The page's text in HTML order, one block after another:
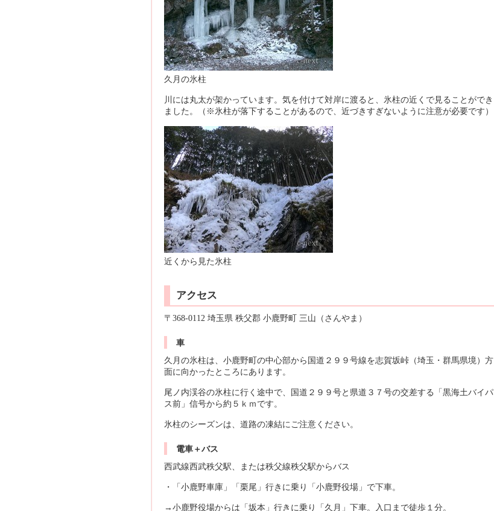
久月の氷柱
川には丸太が架かっています。気を付けて対岸に渡ると、氷柱の近くで見ることができ
ました。（※氷柱が落下することがあるので、近づきすぎないように注意が必要です）
近くから見た氷柱
アクセス
〒368-0112 埼玉県 秩父郡 小鹿野町 三山（さんやま）
車
久月の氷柱は、小鹿野町の中心部から国道２９９号線を志賀坂峠（埼玉・群馬県境）方
面に向かったところにあります。
尾ノ内渓谷の氷柱に行く途中で、国道２９９号と県道３７号の交差する「黒海土バイパ
ス前」信号から約５ｋｍです。
氷柱のシーズンは、道路の凍結にご注意ください。
電車＋バス
西武線西武秩父駅、または秩父線秩父駅からバス
・「小鹿野車庫」「栗尾」行きに乗り「小鹿野役場」で下車。
→小鹿野役場からは「坂本」行きに乗り「久月」下車。入口まで徒歩１分。